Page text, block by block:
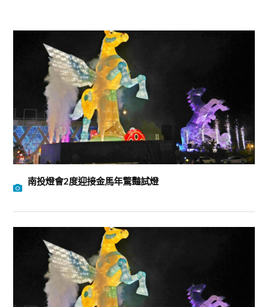
南投燈會2度迎接金馬年驚豔試燈